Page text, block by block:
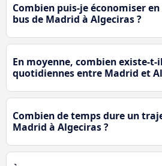
Combien puis-je économiser
bus de Madrid à Algeciras ?
En moyenne, combien existe-
quotidiennes entre Madrid et
Combien de temps dure un
Madrid à Algeciras ?